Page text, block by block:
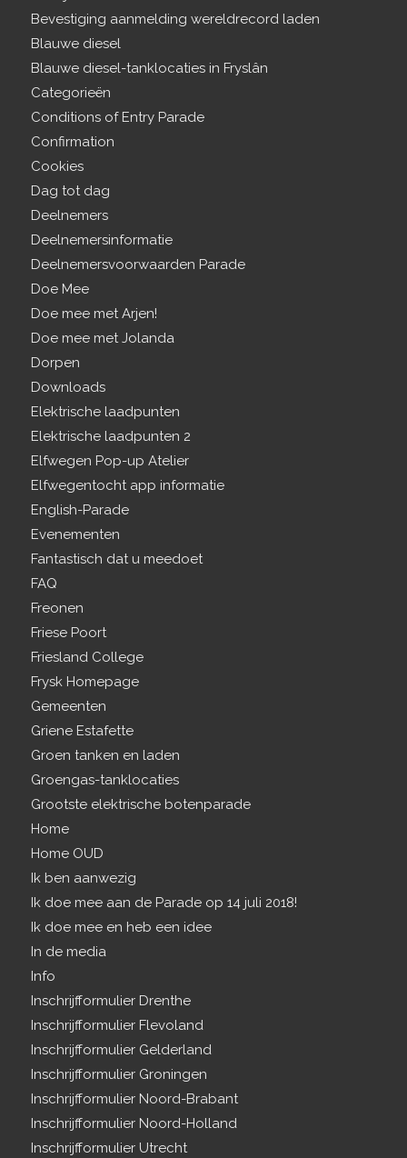
Bevestiging aanmelding wereldrecord laden
Blauwe diesel
Blauwe diesel-tanklocaties in Fryslân
Categorieën
Conditions of Entry Parade
Confirmation
Cookies
Dag tot dag
Deelnemers
Deelnemersinformatie
Deelnemersvoorwaarden Parade
Doe Mee
Doe mee met Arjen!
Doe mee met Jolanda
Dorpen
Downloads
Elektrische laadpunten
Elektrische laadpunten 2
Elfwegen Pop-up Atelier
Elfwegentocht app informatie
English-Parade
Evenementen
Fantastisch dat u meedoet
FAQ
Freonen
Friese Poort
Friesland College
Frysk Homepage
Gemeenten
Griene Estafette
Groen tanken en laden
Groengas-tanklocaties
Grootste elektrische botenparade
Home
Home OUD
Ik ben aanwezig
Ik doe mee aan de Parade op 14 juli 2018!
Ik doe mee en heb een idee
In de media
Info
Inschrijfformulier Drenthe
Inschrijfformulier Flevoland
Inschrijfformulier Gelderland
Inschrijfformulier Groningen
Inschrijfformulier Noord-Brabant
Inschrijfformulier Noord-Holland
Inschrijfformulier Utrecht